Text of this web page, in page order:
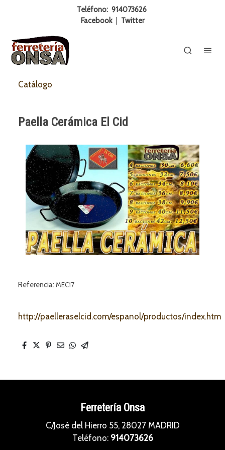
Teléfono: 914073626
Facebook
Twitter
Catálogo
Paella Cerámica El Cid
Referencia: MEC17
http://paelleraselcid.com/espanol/productos/index.htm
Ferretería Onsa
C/José del Hierro 55, 28027 MADRID
Teléfono: 914073626